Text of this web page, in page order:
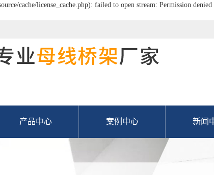
cache/license_cache.php): failed to open stream: Permission
产品中心 案例中心 新闻